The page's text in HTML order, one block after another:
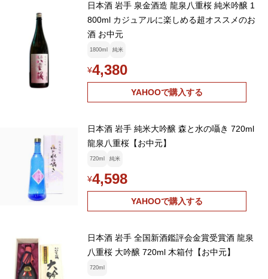
日本酒 岩手 泉金酒造 龍泉八重桜 純米吟醸 1
800ml カジュアルに楽しめる超オススメのお
酒 お中元
1800ml 純米
¥4,380
YAHOOで購入する
日本酒 岩手 純米大吟醸 森と水の囁き 720ml
龍泉八重桜【お中元】
720ml 純米
¥4,598
YAHOOで購入する
日本酒 岩手 全国新酒鑑評会金賞受賞酒 龍泉
八重桜 大吟醸 720ml 木箱付【お中元】
720ml